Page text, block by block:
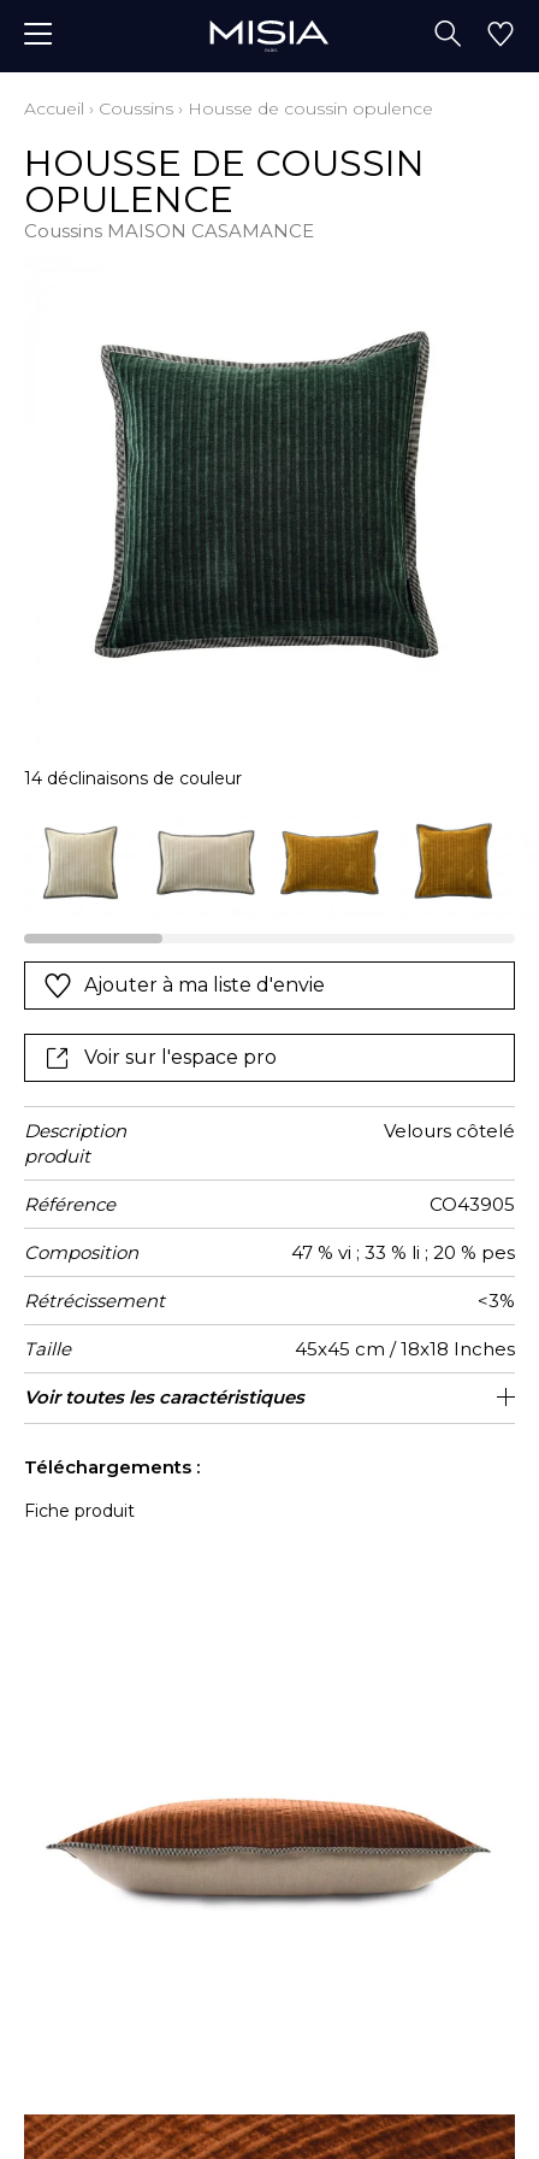
Accueil › Coussins › Housse de coussin opulence
HOUSSE DE COUSSIN
OPULENCE
Coussins MAISON CASAMANCE
14 déclinaisons de couleur
Ajouter à ma liste d'envie
Voir sur l'espace pro
Description
produit
Velours côtelé
Référence CO43905
Composition 47 % vi ; 33 % li ; 20 % pes
Rétrécissement <3%
Taille 45x45 cm / 18x18 Inches
Verso Lin naturel uni
Finition Galon
Fermeture Zippee invisible
Entretien
Pays
d'origine
Tunisie
Voir toutes les caractéristiques
Téléchargements :
Fiche produit